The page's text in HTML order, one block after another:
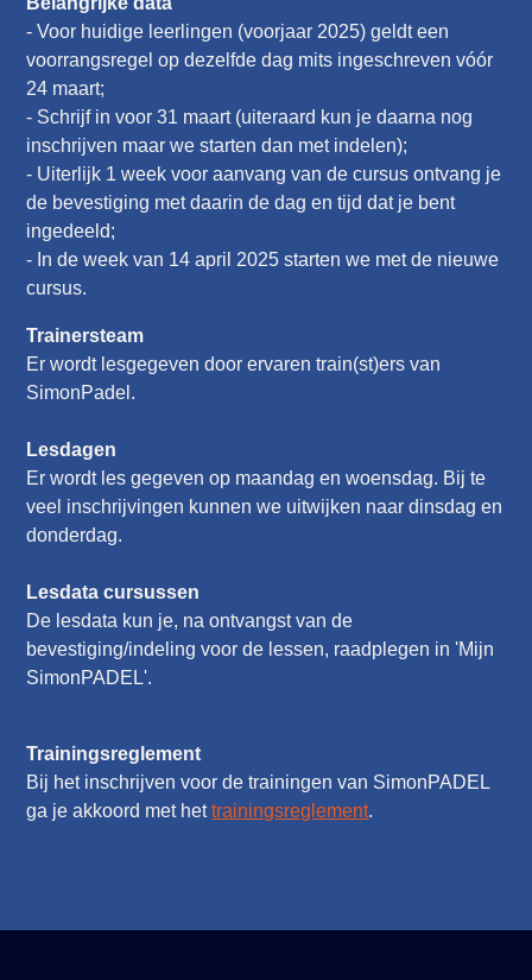
- Voor huidige leerlingen (voorjaar 2025) geldt een
voorrangsregel op dezelfde dag mits ingeschreven vóór
24 maart;
- Schrijf in voor 31 maart (uiteraard kun je daarna nog
inschrijven maar we starten dan met indelen);
- Uiterlijk 1 week voor aanvang van de cursus ontvang je
de bevestiging met daarin de dag en tijd dat je bent
ingedeeld;
- In de week van 14 april 2025 starten we met de nieuwe
cursus.
Trainersteam
Er wordt lesgegeven door ervaren train(st)ers van
SimonPadel.
Lesdagen
Er wordt les gegeven op maandag en woensdag. Bij te
veel inschrijvingen kunnen we uitwijken naar dinsdag en
donderdag.
Lesdata cursussen
De lesdata kun je, na ontvangst van de
bevestiging/indeling voor de lessen, raadplegen in 'Mijn
SimonPADEL'.
Trainingsreglement
Bij het inschrijven voor de trainingen van SimonPADEL
ga je akkoord met hettrainingsreglement.